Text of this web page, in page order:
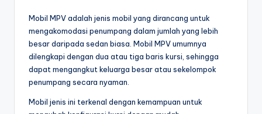
Mobil MPV adalah jenis mobil yang dirancang untuk
mengakomodasi penumpang dalam jumlah yang lebih
besar daripada sedan biasa. Mobil MPV umumnya
dilengkapi dengan dua atau tiga baris kursi, sehingga
dapat mengangkut keluarga besar atau sekelompok
penumpang secara nyaman.
Mobil jenis ini terkenal dengan kemampuan untuk